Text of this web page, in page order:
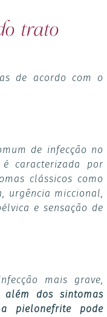
trato
de acordo com o
de infecção no
caracterizada por
clássicos como
urgência miccional,
e sensação de
mais grave,
além dos sintomas
pielonefrite pode